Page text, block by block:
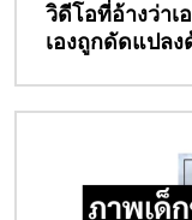
วิดีโอที่อ้างว่าเ
เองถูกดัดแปล